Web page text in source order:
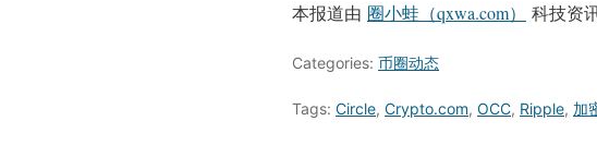
本报道由 圈小蛙（qxwa.com） 科技资
Categories: 币圈动态
Tags: Circle, Crypto.com, OCC, Ripple, 加